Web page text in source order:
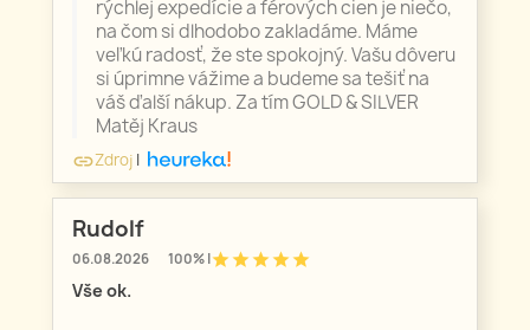
rýchlej expedície a férových cien je niečo,
na čom si dlhodobo zakladáme. Máme
veľkú radosť, že ste spokojný. Vašu dôveru
si úprimne vážime a budeme sa tešiť na
váš ďalší nákup. Za tím GOLD & SILVER
Matěj Kraus
linkZdroj |
Rudolf
06.08.2026 100% |starstarstarstarstar
Vše ok.